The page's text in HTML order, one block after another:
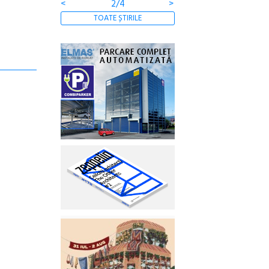
< 2/4 >
TOATE ȘTIRILE